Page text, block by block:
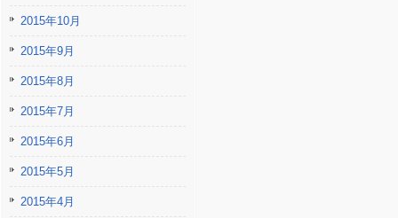
2015年10月
2015年9月
2015年8月
2015年7月
2015年6月
2015年5月
2015年4月